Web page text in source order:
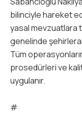
bilinciyle hareket
yasal mevzuatlara
genelinde
Tüm
prosedürleri ve
uygulanır.
#